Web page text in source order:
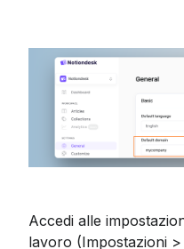
Accedi alle
lavoro (Impostazioni >